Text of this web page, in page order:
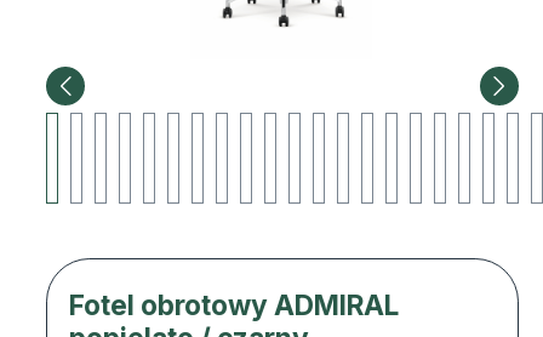
Fotel obrotowy ADMIRAL